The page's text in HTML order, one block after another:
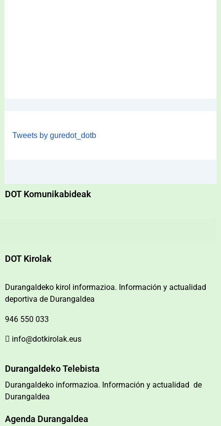
Tweets by guredot_dotb
DOT Komunikabideak
DOT Kirolak
Durangaldeko kirol informazioa. Información y actualidad
deportiva de Durangaldea
946 550 033
info@dotkirolak.eus
Durangaldeko Telebista
Durangaldeko informazioa. Información y actualidad de
Durangaldea
Agenda Durangaldea